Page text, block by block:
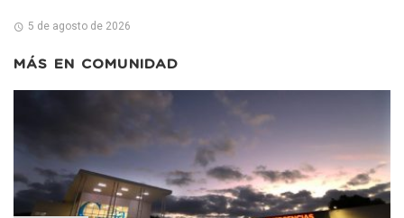
5 de agosto de 2026
MÁS EN COMUNIDAD